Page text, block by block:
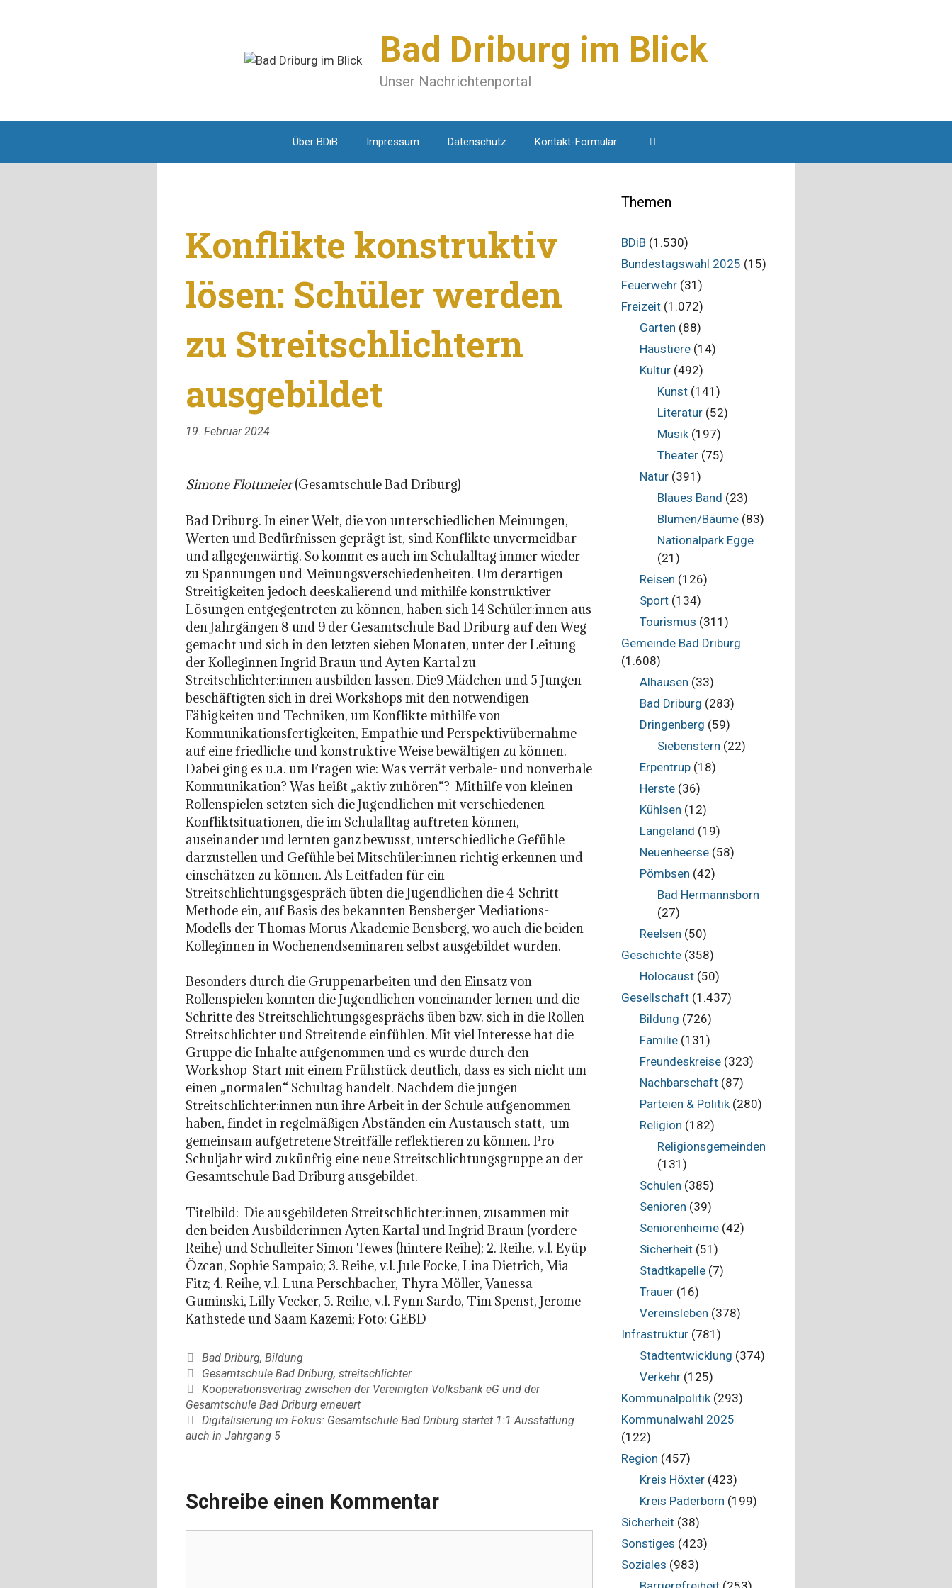
Bad Driburg im Blick
Unser Nachrichtenportal
Über BDiB Impressum Datenschutz Kontakt-Formular
Konflikte konstruktiv
lösen: Schüler werden
zu Streitschlichtern
ausgebildet
19. Februar 2024
Simone Flottmeier(Gesamtschule Bad Driburg)
Bad Driburg. In einer Welt, die von unterschiedlichen Meinungen,
Werten und Bedürfnissen geprägt ist, sind Konflikte unvermeidbar
und allgegenwärtig. So kommt es auch im Schulalltag immer wieder
zu Spannungen und Meinungsverschiedenheiten. Um derartigen
Streitigkeiten jedoch deeskalierend und mithilfe konstruktiver
Lösungen entgegentreten zu können, haben sich 14 Schüler:innen aus
den Jahrgängen 8 und 9 der Gesamtschule Bad Driburg auf den Weg
gemacht und sich in den letzten sieben Monaten, unter der Leitung
der Kolleginnen Ingrid Braun und Ayten Kartal zu
Streitschlichter:innen ausbilden lassen. Die9 Mädchen und 5 Jungen
beschäftigten sich in drei Workshops mit den notwendigen
Fähigkeiten und Techniken, um Konflikte mithilfe von
Kommunikationsfertigkeiten, Empathie und Perspektivübernahme
auf eine friedliche und konstruktive Weise bewältigen zu können.
Dabei ging es u.a. um Fragen wie: Was verrät verbale- und nonverbale
Kommunikation? Was heißt „aktiv zuhören“? Mithilfe von kleinen
Rollenspielen setzten sich die Jugendlichen mit verschiedenen
Konfliktsituationen, die im Schulalltag auftreten können,
auseinander und lernten ganz bewusst, unterschiedliche Gefühle
darzustellen und Gefühle bei Mitschüler:innen richtig erkennen und
einschätzen zu können. Als Leitfaden für ein
Streitschlichtungsgespräch übten die Jugendlichen die 4-Schritt-
Methode ein, auf Basis des bekannten Bensberger Mediations-
Modells der Thomas Morus Akademie Bensberg, wo auch die beiden
Kolleginnen in Wochenendseminaren selbst ausgebildet wurden.
Besonders durch die Gruppenarbeiten und den Einsatz von
Rollenspielen konnten die Jugendlichen voneinander lernen und die
Schritte des Streitschlichtungsgesprächs üben bzw. sich in die Rollen
Streitschlichter und Streitende einfühlen. Mit viel Interesse hat die
Gruppe die Inhalte aufgenommen und es wurde durch den
Workshop-Start mit einem Frühstück deutlich, dass es sich nicht um
einen „normalen“ Schultag handelt. Nachdem die jungen
Streitschlichter:innen nun ihre Arbeit in der Schule aufgenommen
haben, findet in regelmäßigen Abständen ein Austausch statt, um
gemeinsam aufgetretene Streitfälle reflektieren zu können. Pro
Schuljahr wird zukünftig eine neue Streitschlichtungsgruppe an der
Gesamtschule Bad Driburg ausgebildet.
Titelbild: Die ausgebildeten Streitschlichter:innen, zusammen mit
den beiden Ausbilderinnen Ayten Kartal und Ingrid Braun (vordere
Reihe) und Schulleiter Simon Tewes (hintere Reihe); 2. Reihe, v.l. Eyüp
Özcan, Sophie Sampaio; 3. Reihe, v.l. Jule Focke, Lina Dietrich, Mia
Fitz; 4. Reihe, v.l. Luna Perschbacher, Thyra Möller, Vanessa
Guminski, Lilly Vecker, 5. Reihe, v.l. Fynn Sardo, Tim Spenst, Jerome
Kathstede und Saam Kazemi; Foto: GEBD
Kategorien
Bad Driburg, Bildung
Schlagwörter
Gesamtschule Bad Driburg, streitschlichter
Kooperationsvertrag zwischen der Vereinigten Volksbank eG und der
Gesamtschule Bad Driburg erneuert
Digitalisierung im Fokus: Gesamtschule Bad Driburg startet 1:1 Ausstattung
auch in Jahrgang 5
Schreibe einen Kommentar
Themen
BDiB (1.530)
Bundestagswahl 2025 (15)
Feuerwehr (31)
Freizeit (1.072)
Garten (88)
Haustiere(14)
Kultur(492)
Kunst (141)
Literatur (52)
Musik(197)
Theater (75)
Natur(391)
Blaues Band (23)
Blumen/Bäume (83)
Nationalpark Egge
(21)
Reisen (126)
Sport(134)
Tourismus (311)
Gemeinde Bad Driburg
(1.608)
Alhausen (33)
Bad Driburg (283)
Dringenberg (59)
Siebenstern (22)
Erpentrup(18)
Herste(36)
Kühlsen (12)
Langeland (19)
Neuenheerse(58)
Pömbsen (42)
Bad Hermannsborn
(27)
Reelsen (50)
Geschichte (358)
Holocaust(50)
Gesellschaft (1.437)
Bildung (726)
Familie(131)
Freundeskreise(323)
Nachbarschaft(87)
Parteien & Politik(280)
Religion (182)
Religionsgemeinden
(131)
Schulen (385)
Senioren (39)
Seniorenheime(42)
Sicherheit(51)
Stadtkapelle(7)
Trauer(16)
Vereinsleben (378)
Infrastruktur (781)
Stadtentwicklung (374)
Verkehr(125)
Kommunalpolitik(293)
Kommunalwahl 2025
(122)
Region (457)
Kreis Höxter(423)
Kreis Paderborn (199)
Sicherheit (38)
Sonstiges (423)
Soziales (983)